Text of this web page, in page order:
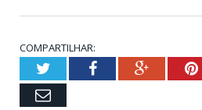
COMPARTILHAR:
TwitterFacebookGoogle+
Email